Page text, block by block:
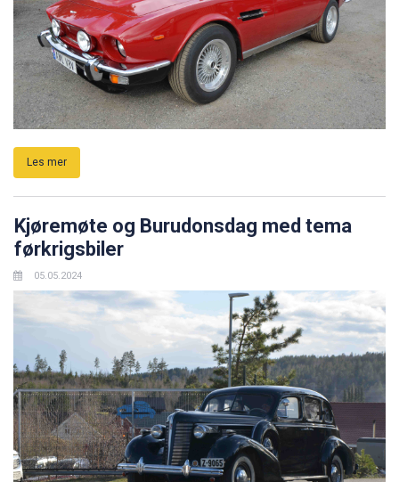
Les mer
Kjøremøte og Burudonsdag med tema
førkrigsbiler
05.05.2024